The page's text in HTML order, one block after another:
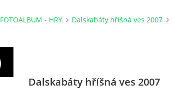
FOTOALBUM - HRY Dalskabáty hříšná ves 2007
Dalskabáty hříšná ves 2007